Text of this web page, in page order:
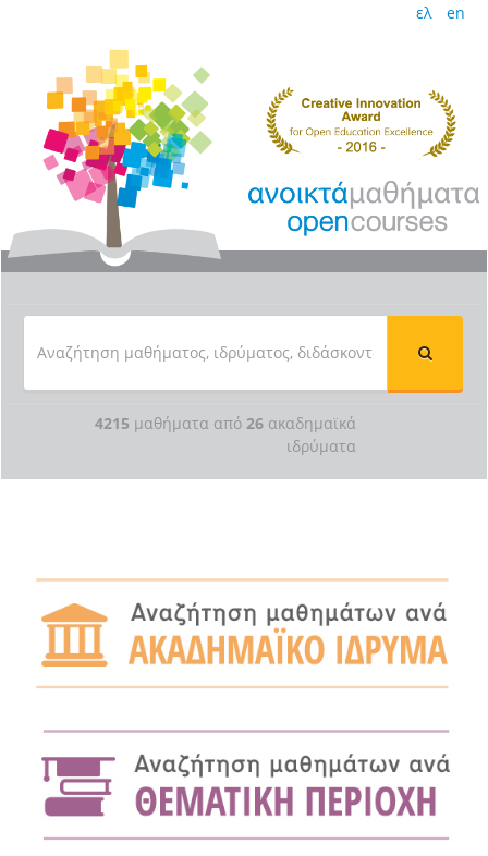
ελ en
4215 μαθήματα από 26 ακαδημαϊκά
ιδρύματα